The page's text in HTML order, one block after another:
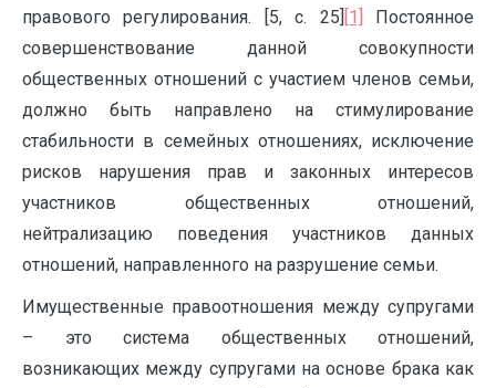
правового регулирования. [5, с. 25] [1]
Постоянное
совершенствование данной совокупности
общественных отношений с участием членов семьи,
должно быть направлено на стимулирование
стабильности в семейных отношениях, исключение
рисков нарушения прав и законных интересов
участников общественных отношений,
нейтрализацию поведения участников данных
отношений, направленного на разрушение семьи.
Имущественные правоотношения между супругами
– это система общественных отношений,
возникающих между супругами на основе брака как